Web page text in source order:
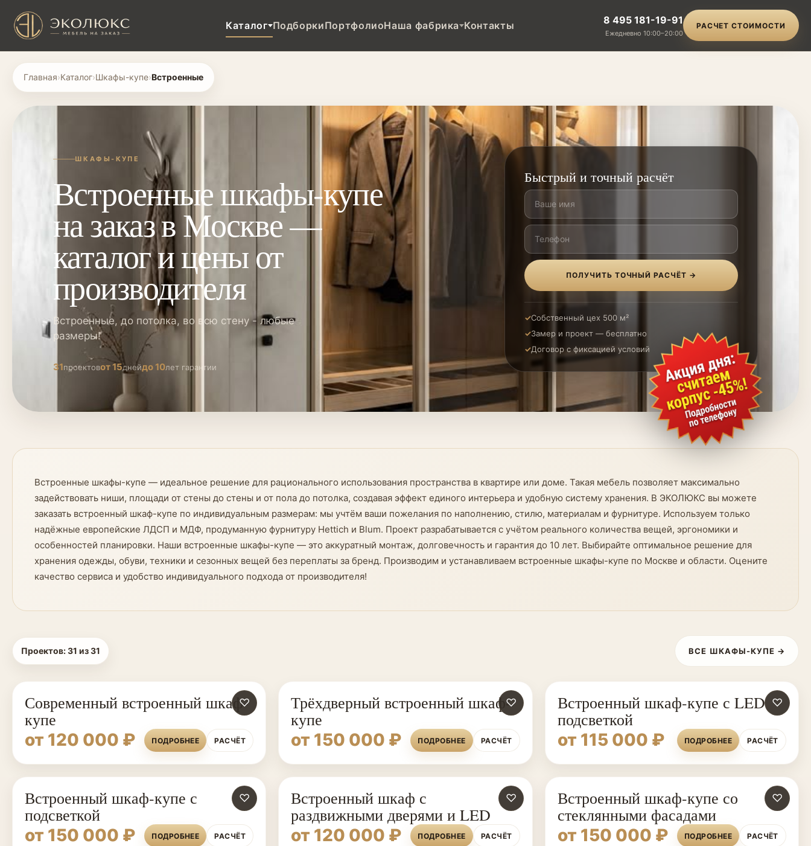
Каталог ПодборкиПортфолиоНаша фабрика Контакты 8 495 181-19-91
Ежедневно 10:00–20:00
РАСЧЕТ СТОИМОСТИ
Главная›Каталог›Шкафы-купе›Встроенные
ШКАФЫ-КУПЕ
Встроенные шкафы-купе
на заказ в Москве —
каталог и цены от
производителя
Встроенные, до потолка, во всю стену - любые
размеры!
31проектовот 15днейдо 10лет гарантии
Быстрый и точный расчёт
ПОЛУЧИТЬ ТОЧНЫЙ РАСЧЁТ →
Собственный цех 500 м²
Замер и проект — бесплатно
Договор с фиксацией условий
Встроенные шкафы-купе — идеальное решение для рационального использования пространства в квартире или доме. Такая мебель позволяет максимально
задействовать ниши, площади от стены до стены и от пола до потолка, создавая эффект единого интерьера и удобную систему хранения. В ЭКОЛЮКС вы можете
заказать встроенный шкаф-купе по индивидуальным размерам: мы учтём ваши пожелания по наполнению, стилю, материалам и фурнитуре. Используем только
надёжные европейские ЛДСП и МДФ, продуманную фурнитуру Hettich и Blum. Проект разрабатывается с учётом реального количества вещей, эргономики и
особенностей планировки. Наши встроенные шкафы-купе — это аккуратный монтаж, долговечность и гарантия до 10 лет. Выбирайте оптимальное решение для
хранения одежды, обуви, техники и сезонных вещей без переплаты за бренд. Производим и устанавливаем встроенные шкафы-купе по Москве и области. Оцените
качество сервиса и удобство индивидуального подхода от производителя!
Проектов:31 из31 ВСЕ ШКАФЫ-КУПЕ →
♡
Современный встроенный шкаф-
купе
от 120 000 ₽
ПОДРОБНЕЕ РАСЧЁТ
♡
Трёхдверный встроенный шкаф-
купе
от 150 000 ₽
ПОДРОБНЕЕ РАСЧЁТ
♡
Встроенный шкаф-купе с LED
подсветкой
от 115 000 ₽
ПОДРОБНЕЕ РАСЧЁТ
♡
Встроенный шкаф-купе с
подсветкой
от 150 000 ₽
ПОДРОБНЕЕ РАСЧЁТ
♡
Встроенный шкаф с
раздвижными дверями и LED
от 120 000 ₽
ПОДРОБНЕЕ РАСЧЁТ
♡
Встроенный шкаф-купе со
стеклянными фасадами
от 150 000 ₽
ПОДРОБНЕЕ РАСЧЁТ